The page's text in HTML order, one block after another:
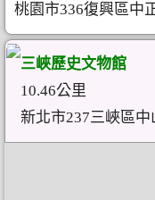
桃園市336復興區中
三峽歷史文物館
10.46公里
新北市237三峽區中